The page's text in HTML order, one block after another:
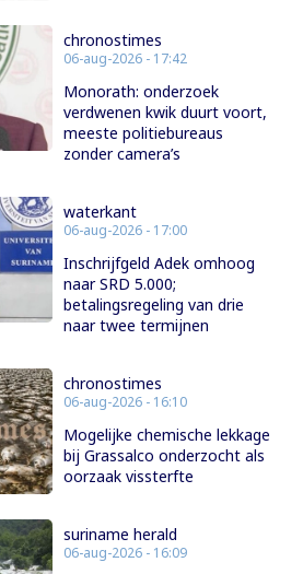
chronostimes
06-aug-2026 - 17:42
Monorath: onderzoek
verdwenen kwik duurt voort,
meeste politiebureaus
zonder camera’s
waterkant
06-aug-2026 - 17:00
Inschrijfgeld Adek omhoog
naar SRD 5.000;
betalingsregeling van drie
naar twee termijnen
chronostimes
06-aug-2026 - 16:10
Mogelijke chemische lekkage
bij Grassalco onderzocht als
oorzaak vissterfte
suriname herald
06-aug-2026 - 16:09